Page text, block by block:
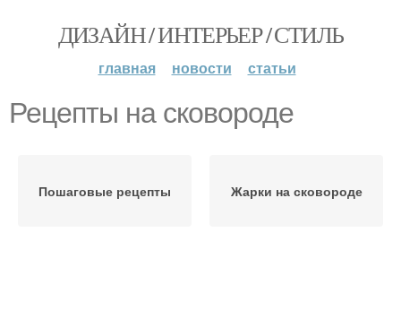
ДИЗАЙН / ИНТЕРЬЕР / СТИЛЬ
главная новости статьи
Рецепты на сковороде
Пошаговые рецепты Жарки на сковороде